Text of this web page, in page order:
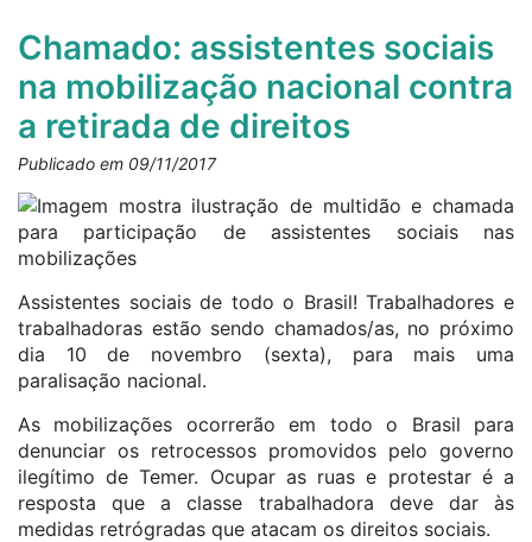
Chamado: assistentes sociais
na mobilização nacional contra
a retirada de direitos
Publicado em 09/11/2017
Assistentes sociais de todo o Brasil! Trabalhadores e
trabalhadoras estão sendo chamados/as, no próximo
dia 10 de novembro (sexta), para mais uma
paralisação nacional.
As mobilizações ocorrerão em todo o Brasil para
denunciar os retrocessos promovidos pelo governo
ilegítimo de Temer. Ocupar as ruas e protestar é a
resposta que a classe trabalhadora deve dar às
medidas retrógradas que atacam os direitos sociais.